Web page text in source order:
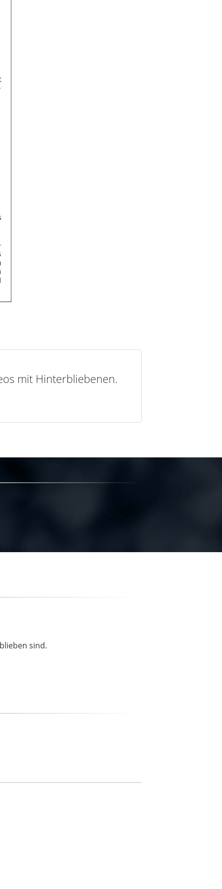
mit Hinterbliebenen.
sind.